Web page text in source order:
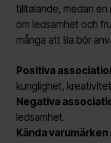
tilltalande, medan en
om ledsamhet och
många att lila bör
Positiva
kunglighet,
Negativa
ledsamhet.
Kända